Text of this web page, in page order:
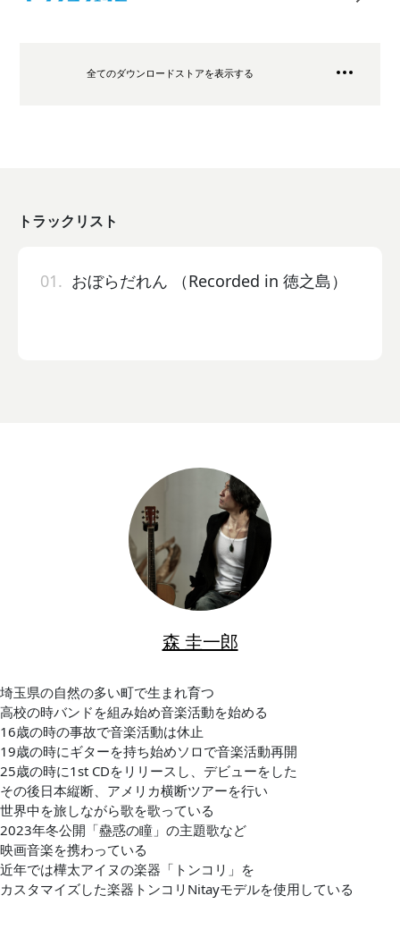
全てのダウンロードストアを表示する
トラックリスト
01. おぼらだれん （Recorded in 徳之島）
森 圭一郎
埼玉県の自然の多い町で生まれ育つ
高校の時バンドを組み始め音楽活動を始める
16歳の時の事故で音楽活動は休止
19歳の時にギターを持ち始めソロで音楽活動再開
25歳の時に1st CDをリリースし、デビューをした
その後日本縦断、アメリカ横断ツアーを行い
世界中を旅しながら歌を歌っている
2023年冬公開「蠱惑の瞳」の主題歌など
映画音楽を携わっている
近年では樺太アイヌの楽器「トンコリ」を
カスタマイズした楽器トンコリNitayモデルを使用している